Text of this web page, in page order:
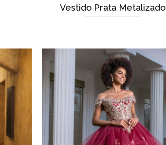
Vestido Prata Metalizado